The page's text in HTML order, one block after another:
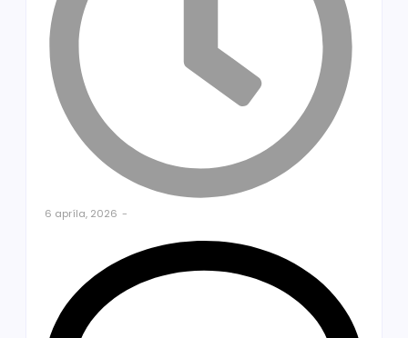
6 apríla, 2026 -